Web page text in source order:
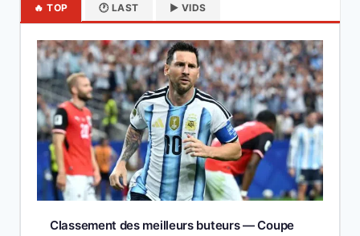
🔥 TOP 🕐 LAST ▶️ VIDS
Classement des meilleurs buteurs — Coupe